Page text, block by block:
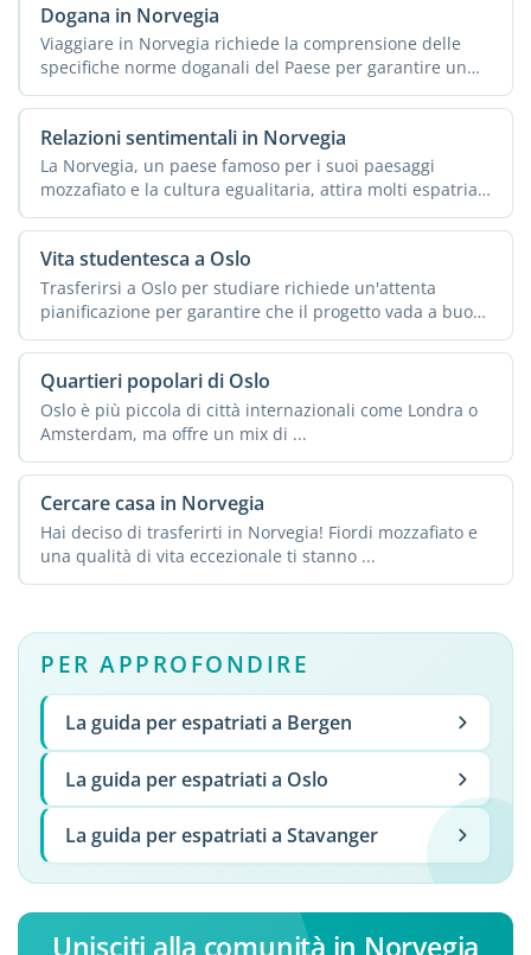
Dogana in Norvegia
Viaggiare in Norvegia richiede la comprensione delle
specifiche norme doganali del Paese per garantire un
processo ...
Relazioni sentimentali in Norvegia
La Norvegia, un paese famoso per i suoi paesaggi
mozzafiato e la cultura egualitaria, attira molti espatriati
in ...
Vita studentesca a Oslo
Trasferirsi a Oslo per studiare richiede un'attenta
pianificazione per garantire che il progetto vada a buon
...
Quartieri popolari di Oslo
Oslo è più piccola di città internazionali come Londra o
Amsterdam, ma offre un mix di ...
Cercare casa in Norvegia
Hai deciso di trasferirti in Norvegia! Fiordi mozzafiato e
una qualità di vita eccezionale ti stanno ...
PER APPROFONDIRE
La guida per espatriati a Bergen
La guida per espatriati a Oslo
La guida per espatriati a Stavanger
Unisciti alla comunità in Norvegia